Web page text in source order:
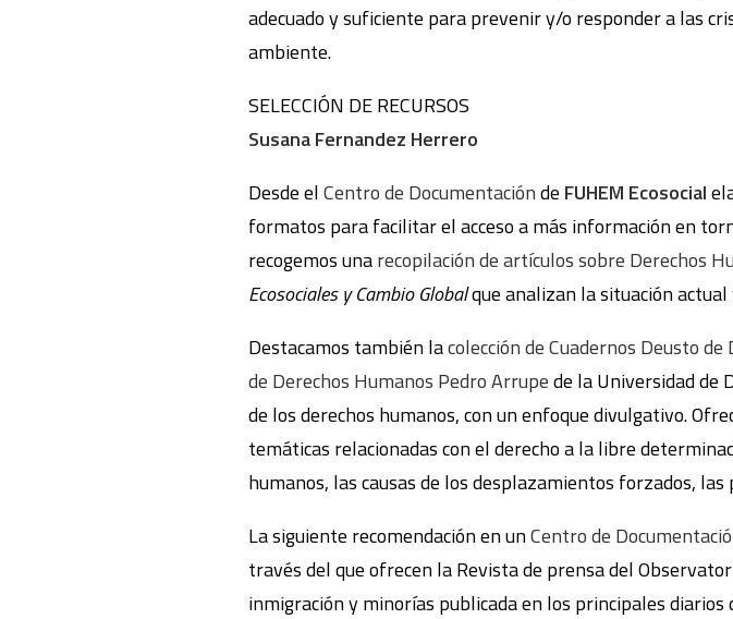
adecuado y suficiente para prevenir y/o responder a las
ambiente.
SELECCIÓN DE RECURSOS
Susana Fernandez Herrero
Desde elCentro de Documentaciónde FUHEM Ecosocial
formatos para facilitar el acceso a más información en
recogemos unarecopilación de artículos sobre Derechos
Ecosociales y Cambio Globalque analizan la situación
Destacamos también lacolección de Cuadernos Deusto
de Derechos Humanos Pedro Arrupede la Universidad de
de los derechos humanos, con un enfoque divulgativo.
temáticas relacionadas con el derecho a la libre
humanos, las causas de los desplazamientos forzados,
La siguiente recomendación en unCentro de
través del que ofrecen la Revista de prensa del
inmigración y minorías publicada en los principales diarios